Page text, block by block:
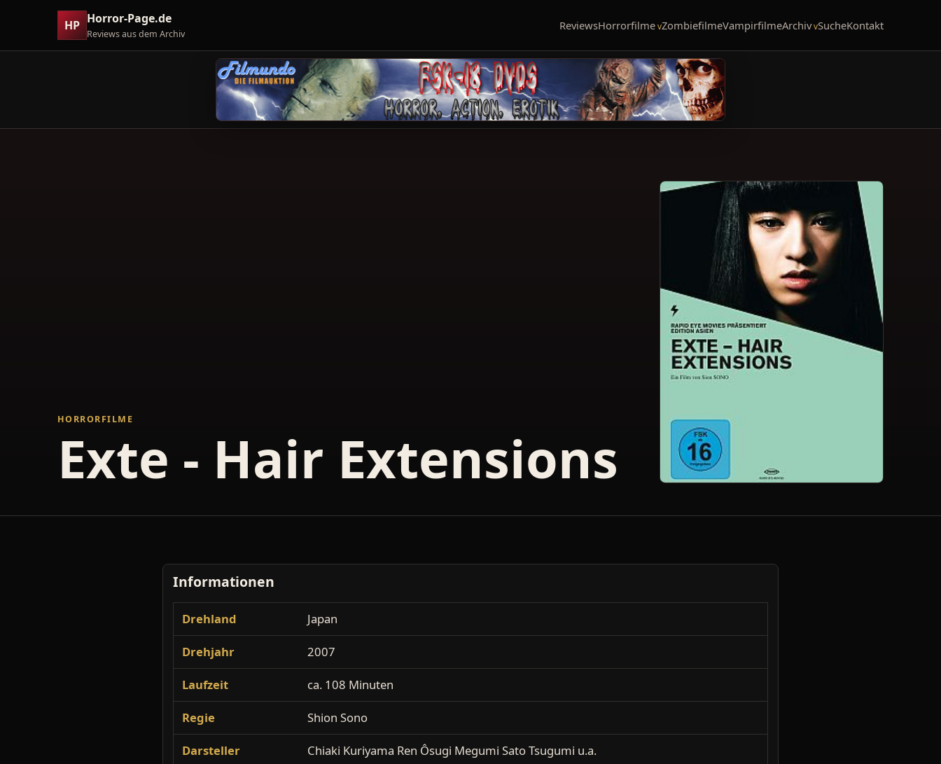
HP Horror-Page.de
Reviews aus dem Archiv
ReviewsHorrorfilme ZombiefilmeVampirfilmeArchiv SucheKontakt
HORRORFILME
Exte - Hair Extensions
Informationen
Drehland Japan
Drehjahr 2007
Laufzeit ca. 108 Minuten
Regie Shion Sono
Darsteller Chiaki Kuriyama Ren Ôsugi Megumi Sato Tsugumi u.a.